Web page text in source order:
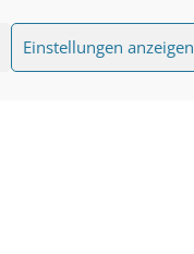
Einstellungen anzeigen